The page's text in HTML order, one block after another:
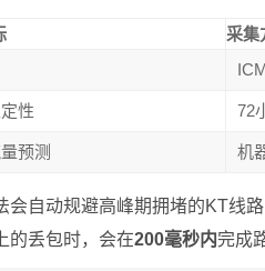
采集
性 72
预测 机
会自动规避高峰期拥堵的KT线
的丢包时，会在200毫秒内完成